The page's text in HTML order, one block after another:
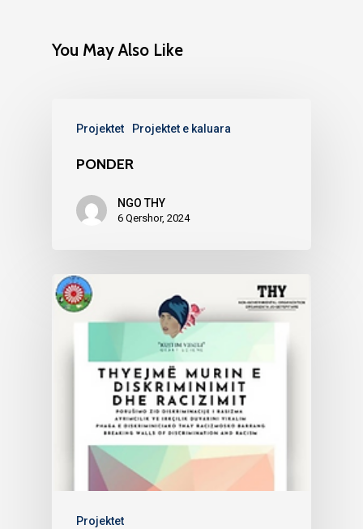
You May Also Like
Projektet Projektet e kaluara
PONDER
NGO THY
6 Qershor, 2024
Projektet